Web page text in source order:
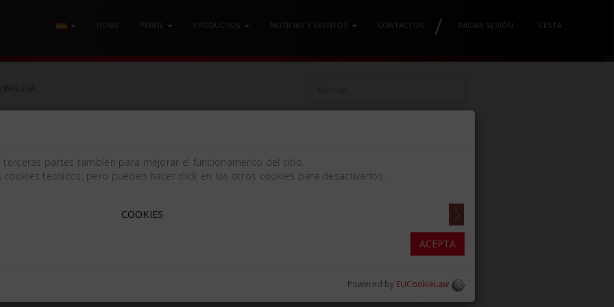
HOME PERFIL PRODUCTOS NOTICIAS Y EVENTOS CONTACTOS / INICIAR SESIÓN / CESTA
terceras partes también para mejorar el funcionamento del sitio.
técnicos, pero pueden hacer click en los otros cookies para desactivarlos.
COOKIES
ACEPTA
Powered by EUCookieLaw